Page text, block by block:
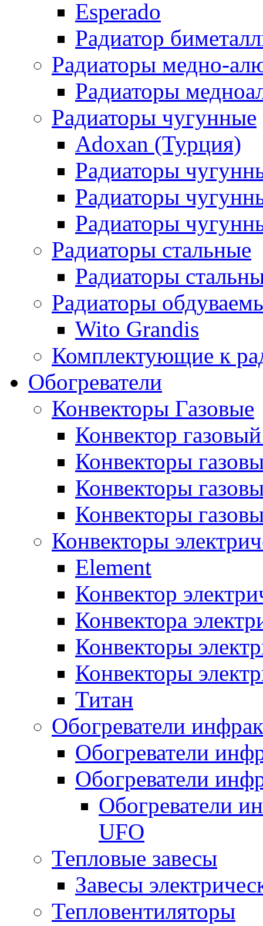
Esperado
Радиатор
Радиаторы медно-
Радиаторы
Радиаторы чугунные
Adoxan (Турция)
Радиаторы
Радиаторы
Радиаторы
Радиаторы стальные
Радиаторы
Радиаторы
Wito Grandis
Комплектующие к
Обогреватели
Конвекторы Газовые
Конвектор
Конвекторы
Конвекторы
Конвекторы
Конвекторы
Element
Конвектор
Конвектора
Конвекторы
Конвекторы
Титан
Обогреватели
Обогреватели
Обогреватели
Обогреватели
UFO
Тепловые завесы
Завесы
Тепловентиляторы